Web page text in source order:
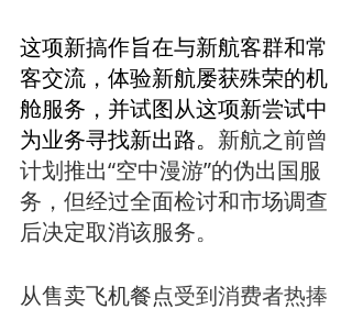
这项新搞作旨在与新航客群和常
客交流，体验新航屡获殊荣的机
舱服务，并试图从这项新尝试中
为业务寻找新出路。 新航之前曾
计划推出“空中漫游”的伪出国服
务，但经过全面检讨和市场调查
后决定取消该服务。
从售卖飞机餐点受到消费者热捧